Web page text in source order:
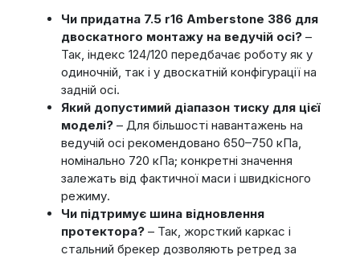
Чи придатна 7.5 r16 Amberstone 386 для
двоскатного монтажу на ведучій осі?–
Так, індекс 124/120 передбачає роботу як у
одиночній, так і у двоскатній конфігурації на
задній осі.
Який допустимий діапазон тиску для цієї
моделі?– Для більшості навантажень на
ведучій осі рекомендовано 650–750 кПа,
номінально 720 кПа; конкретні значення
залежать від фактичної маси і швидкісного
режиму.
Чи підтримує шина відновлення
протектора?– Так, жорсткий каркас і
стальний брекер дозволяють ретред за